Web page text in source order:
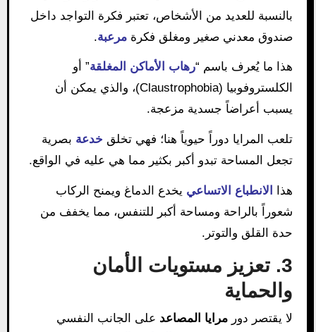
بالنسبة للعديد من الأشخاص، تعتبر فكرة التواجد داخل
صندوق معدني صغير ومغلق فكرة مرعبة.
هذا ما يُعرف باسم “رهاب الأماكن المغلقة” أو
الكلستروفوبيا (Claustrophobia)، والذي يمكن أن
يسبب أعراضاً جسدية مزعجة.
تلعب المرايا دوراً حيوياً هنا؛ فهي تخلق خدعة بصرية
تجعل المساحة تبدو أكبر بكثير مما هي عليه في الواقع.
هذا الانطباع الاتساعي يخدع الدماغ ويمنح الركاب
شعوراً بالراحة ومساحة أكبر للتنفس، مما يخفف من
حدة القلق والتوتر.
3. تعزيز مستويات الأمان
والحماية
لا يقتصر دور مرايا المصاعد على الجانب النفسي